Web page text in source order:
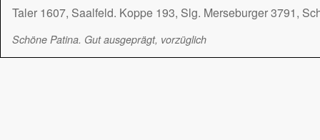
Taler 1607, Saalfeld. Koppe 193, Slg. Merseburger 3791,
Schöne Patina. Gut ausgeprägt, vorzüglich